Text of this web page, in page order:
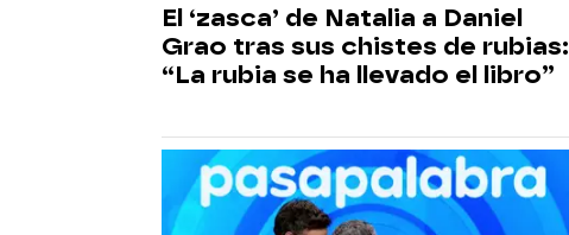
El ‘zasca’ de Natalia a Daniel
Grao tras sus chistes de rubias:
“La rubia se ha llevado el libro”